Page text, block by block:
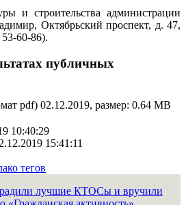
и строительства администрации
Октябрьский проспект, д. 47,
60-86).
публичных
pdf) 02.12.2019, размер: 0.64 MB
10:40:29
15:41:11
тегов
лучшие КТОСы и вручили